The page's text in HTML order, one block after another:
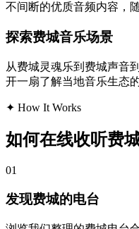
不间断的优质音频内容，
探索费城音乐场景
从费城灵魂乐到费城声音
开一扇了解当地音乐生态的
✦ How It Works
如何在线收听费
01
发现费城的电台